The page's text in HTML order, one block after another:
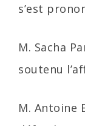
s’est
M. Sacha
soutenu
M. Antoine